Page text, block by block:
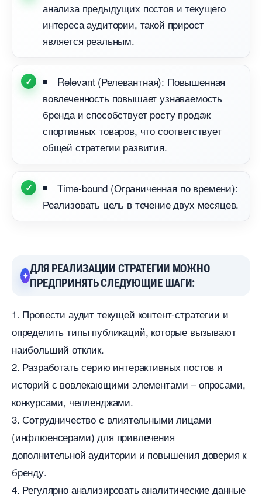
анализа предыдущих постов и текущего
интереса аудитории, такой прирост
является реальным.
Relevant (Релевантная): Повышенная
овлеченность повышает узнаваемость
ренда и способствует росту продаж
спортивных товаров, что соответствует
общей стратегии развития.
Time-bound (Ограниченная по времени):
Реализовать цель в течение двух месяцев.
ДЛЯ РЕАЛИЗАЦИИ СТРАТЕГИИ МОЖНО
ПРЕДПРИНЯТЬ СЛЕДУЮЩИЕ ШАГИ:
1. Провести аудит текущей контент-стратегии и
определить типы публикаций, которые вызывают
наибольший отклик.
2. Разработать серию интерактивных постов и
историй с вовлекающими элементами – опросами,
конкурсами, челленджами.
3. Сотрудничество с влиятельными лицами
(инфлюенсерами) для привлечения
дополнительной аудитории и повышения доверия к
ренду.
4. Регулярно анализировать аналитические данные